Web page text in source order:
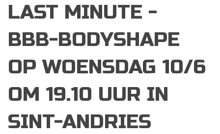
LAST MINUTE -
BBB-BODYSHAPE
OP WOENSDAG 10/6
OM 19.10 UUR IN
SINT-ANDRIES